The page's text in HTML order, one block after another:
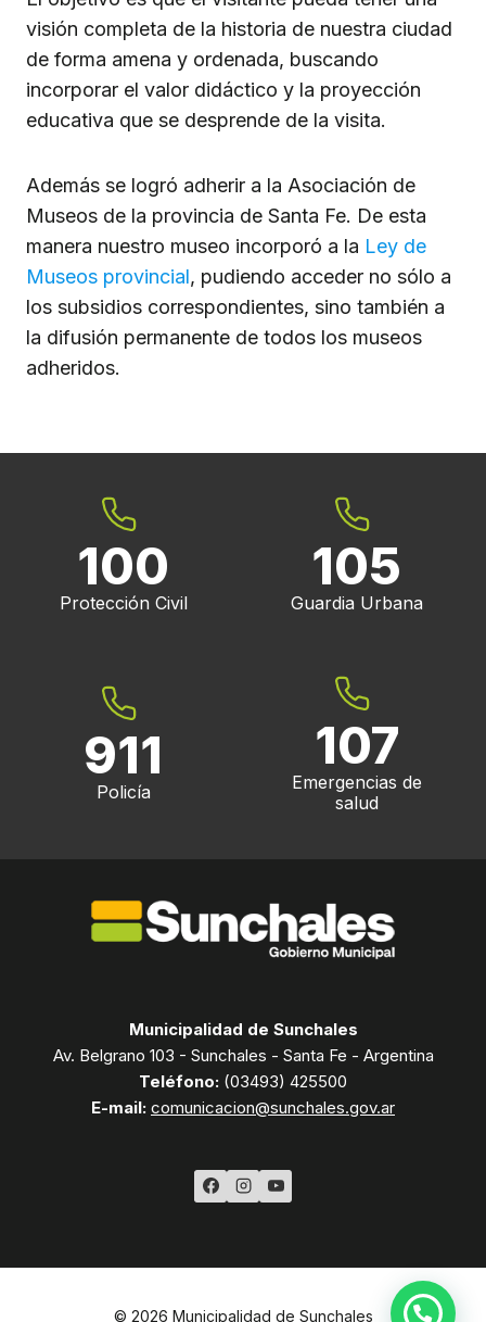
visión completa de la historia de nuestra ciudad
de forma amena y ordenada, buscando
incorporar el valor didáctico y la proyección
educativa que se desprende de la visita.
Además se logró adherir a la Asociación de
Museos de la provincia de Santa Fe. De esta
manera nuestro museo incorporó a la Ley de
Museos provincial, pudiendo acceder no sólo a
los subsidios correspondientes, sino también a
la difusión permanente de todos los museos
adheridos.
100
Protección Civil
105
Guardia Urbana
911
Policía
107
Emergencias de
salud
Municipalidad de Sunchales
Av. Belgrano 103 - Sunchales - Santa Fe - Argentina
Teléfono: (03493) 425500
E-mail: comunicacion@sunchales.gov.ar
© 2026 Municipalidad de Sunchales